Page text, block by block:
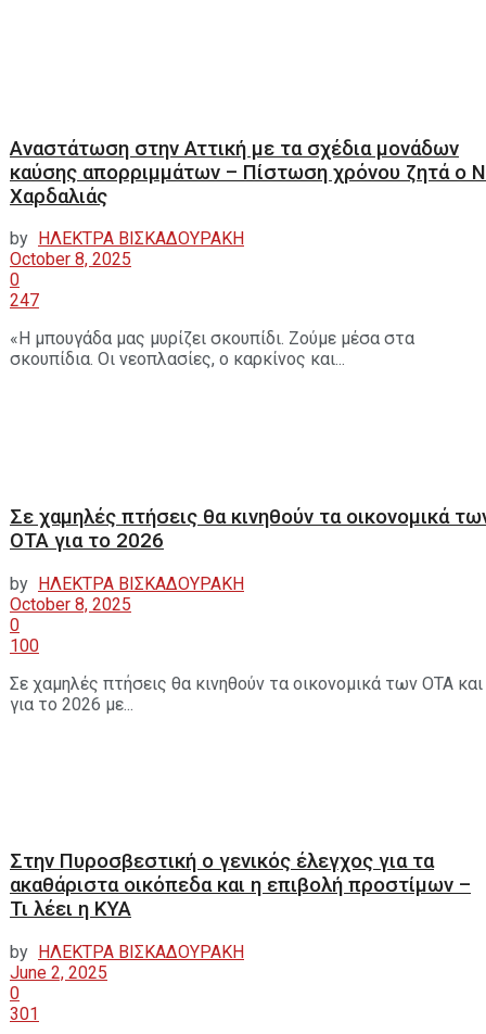
Αναστάτωση στην Αττική με τα σχέδια μονάδων
καύσης απορριμμάτων – Πίστωση χρόνου ζητά ο
Χαρδαλιάς
by
ΗΛΕΚΤΡΑ ΒΙΣΚΑΔΟΥΡΑΚΗ
October 8, 2025
0
247
«Η μπουγάδα μας μυρίζει σκουπίδι. Ζούμε μέσα στα
σκουπίδια. Οι νεοπλασίες, ο καρκίνος και...
Σε χαμηλές πτήσεις θα κινηθούν τα οικονομικά
ΟΤΑ για το 2026
by ΗΛΕΚΤΡΑ ΒΙΣΚΑΔΟΥΡΑΚΗ
October 8, 2025
0
100
Σε χαμηλές πτήσεις θα κινηθούν τα οικονομικά των ΟΤΑ και
για το 2026 με...
Στην Πυροσβεστική ο γενικός έλεγχος για τα
ακαθάριστα οικόπεδα και η επιβολή προστίμων –
Τι λέει η ΚΥΑ
by
ΗΛΕΚΤΡΑ ΒΙΣΚΑΔΟΥΡΑΚΗ
June 2, 2025
0
301